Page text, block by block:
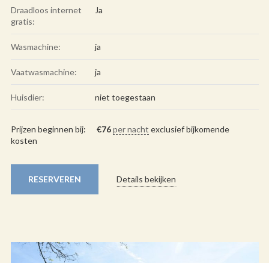
Draadloos internet
gratis:
Ja
Wasmachine: ja
Vaatwasmachine: ja
Huisdier: niet toegestaan
Prijzen beginnen bij: €76 per nacht exclusief bijkomende
kosten
Details bekijken
RESERVEREN